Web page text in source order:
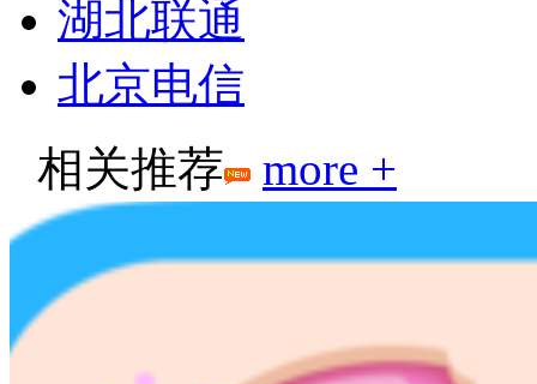
湖北联通
北京电信
相关推荐
more +